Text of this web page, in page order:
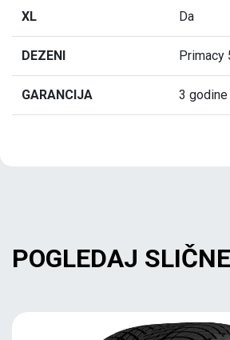
XL Da
DEZENI Primacy
GARANCIJA 3 godine
POGLEDAJ